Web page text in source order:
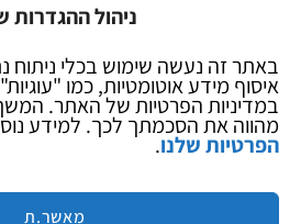
ניהול ההגדרות
באתר זה נעשה שימוש בכלי ניתוח
איסוף מידע אוטומטיות, כמו
במדיניות הפרטיות של האתר.
מהווה את הסכמתך לכך. למידע
הפרטיות שלנו.
מאשר.ת
בלוג
מוצרי
ספקי
ציוד
מותגים